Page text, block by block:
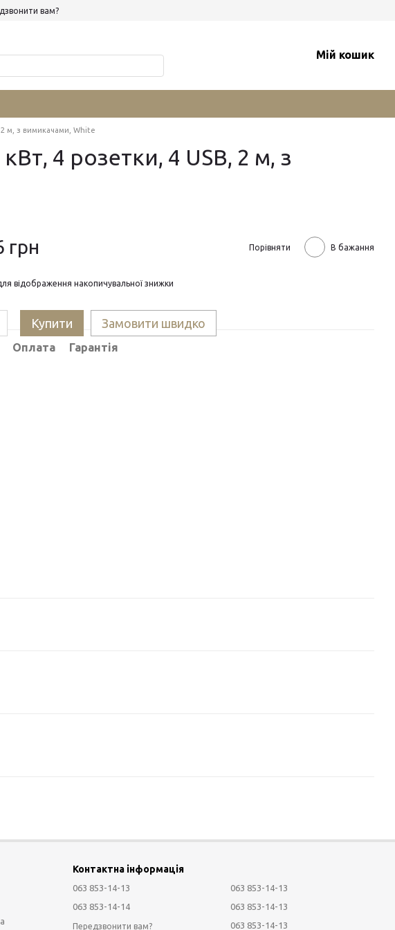
вам?
Мій кошик
2 м, з вимикачами, White
4 розетки, 4 USB, 2 м, з
грн Порівняти В бажання
відображення накопичувальної знижки
Купити Замовити швидко
Оплата Гарантія
Контактна інформація
063 853-14-13
063 853-14-14
Передзвонити вам?
063 853-14-13
063 853-14-13
063 853-14-13